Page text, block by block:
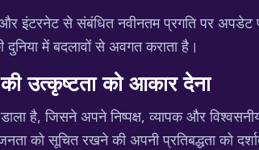
इंटरनेट से संबंधित नवीनतम प्रगति पर
में बदलावों से अवगत कराता है।
उत्कृष्टता को आकार देना
है, जिसने अपने निष्पक्ष, व्यापक और
को सूचित रखने की अपनी प्रतिबद्धता को